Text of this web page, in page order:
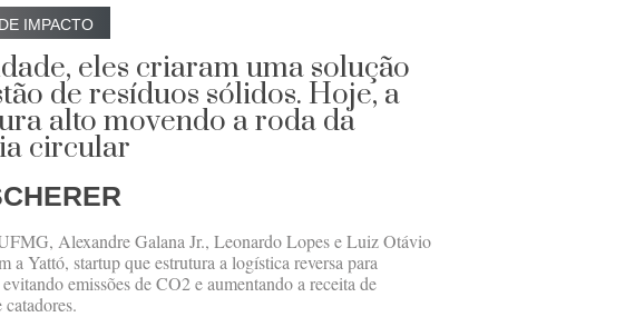
IMPACTO
eles criaram uma solução
de resíduos sólidos. Hoje, a
alto movendo a roda da
circular
Alexandre Galana Jr., Leonardo Lopes e Luiz Otávio
a Yattó, startup que estrutura a logística reversa para
emissões de CO2 e aumentando a receita de